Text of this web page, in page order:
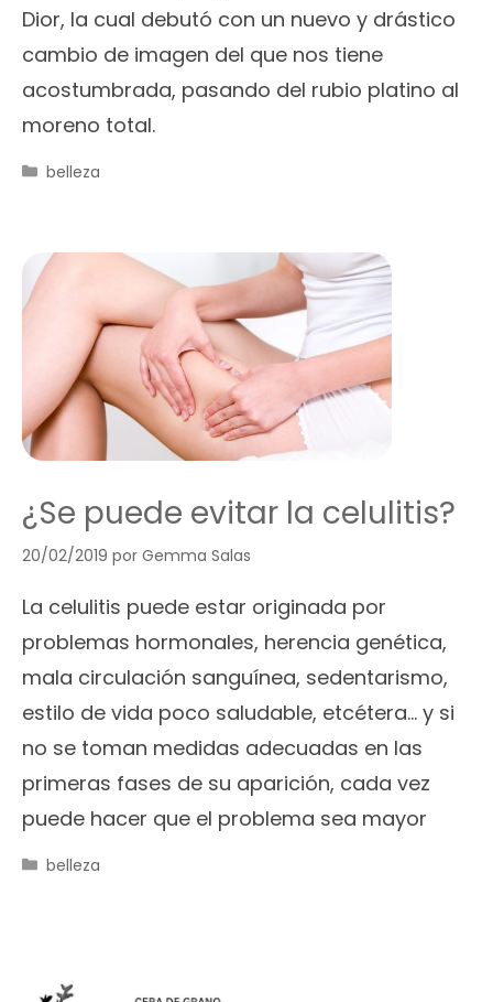
Dior, la cual debutó con un nuevo y drástico
cambio de imagen del que nos tiene
acostumbrada, pasando del rubio platino al
moreno total.
Categorías
belleza
¿Se puede evitar la celulitis?
20/02/2019 por Gemma Salas
La celulitis puede estar originada por
problemas hormonales, herencia genética,
mala circulación sanguínea, sedentarismo,
estilo de vida poco saludable, etcétera… y si
no se toman medidas adecuadas en las
primeras fases de su aparición, cada vez
puede hacer que el problema sea mayor
Categorías
belleza